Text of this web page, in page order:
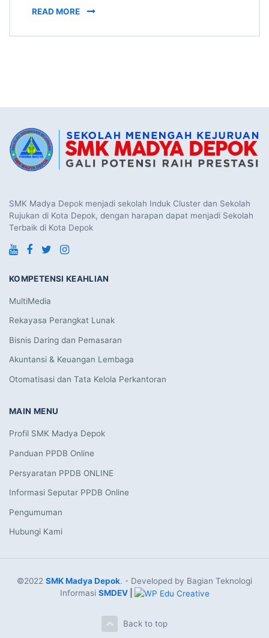
READ MORE STORYTELLING: WHY ALL SOCIAL MEDIA
SMK Madya Depok menjadi sekolah Induk Cluster dan Sekolah
Rujukan di Kota Depok, dengan harapan dapat menjadi Sekolah
Terbaik di Kota Depok
KOMPETENSI KEAHLIAN
MultiMedia
Rekayasa Perangkat Lunak
Bisnis Daring dan Pemasaran
Akuntansi & Keuangan Lembaga
Otomatisasi dan Tata Kelola Perkantoran
MAIN MENU
Profil SMK Madya Depok
Panduan PPDB Online
Persyaratan PPDB ONLINE
Informasi Seputar PPDB Online
Pengumuman
Hubungi Kami
©2022 SMK Madya Depok. - Developed by Bagian Teknologi
Informasi SMDEV|
Back to top